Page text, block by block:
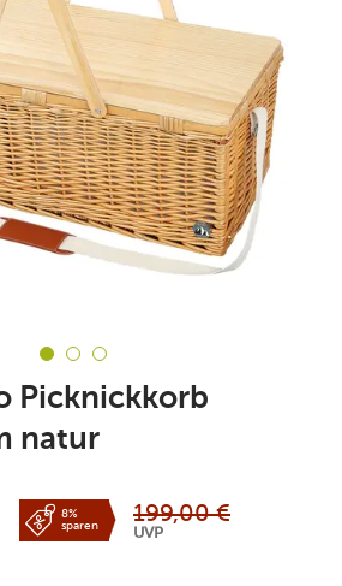
Picknickkorb
natur
8%
sparen
199,00 €
UVP